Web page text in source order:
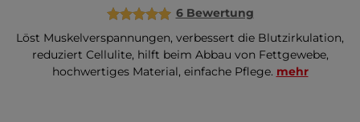
6 Bewertung
Löst Muskelverspannungen, verbessert die Blutzirkulation,
reduziert Cellulite, hilft beim Abbau von Fettgewebe,
hochwertiges Material, einfache Pflege. mehr